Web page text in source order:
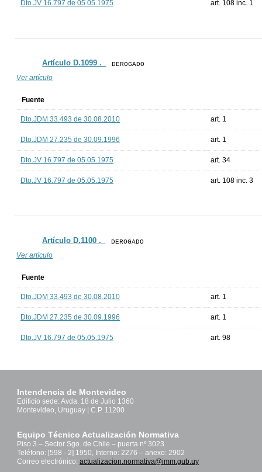
Dto.JV 16.797 de 05.05.1975 art. 108 inc. 1
Artículo D.1099 ._ DEROGADO
Ver artículo
Fuente
Dto.JDM 33.493 de 30.08.2010 art. 1
Dto.JDM 27.235 de 30.09.1996 art. 1
Dto.JV 16.797 de 05.05.1975 art. 34
Dto.JV 16.797 de 05.05.1975 art. 108 inc. 3
Artículo D.1100 ._ DEROGADO
Ver artículo
Fuente
Dto.JDM 33.493 de 30.08.2010 art. 1
Dto.JDM 27.235 de 30.09.1996 art. 1
Dto.JV 16.797 de 05.05.1975 art. 98
Intendencia de Montevideo
Edificio sede: Avda. 18 de Julio 1360
Montevideo, Uruguay | C.P. 11200
Equipo Técnico Actualización Normativa
Piso 3 – Sector Sgo. de Chile – puerta nº 3023
Teléfono: [598 - 2] 1950, Interno: 2276 – anexo: 2902
Correo electrónico: actualizacion.normativa@imm.gub.uy